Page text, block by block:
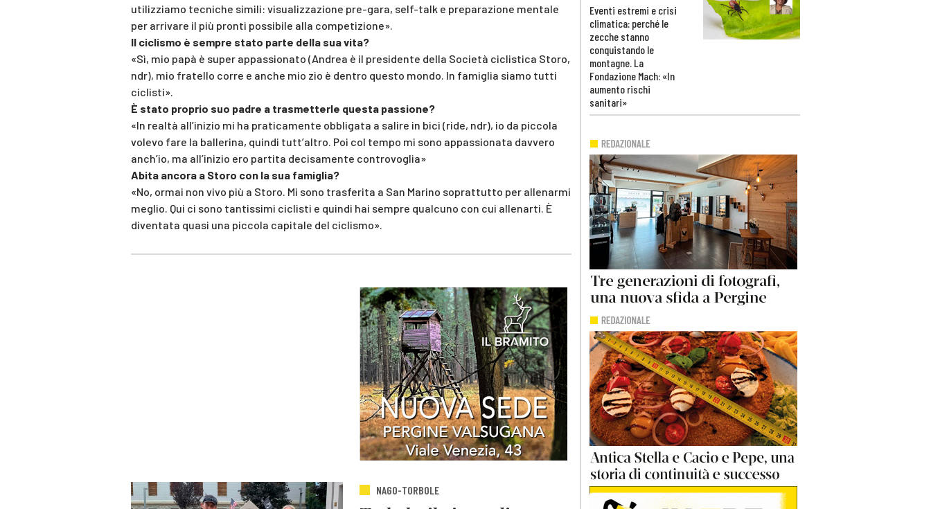
utilizziamo tecniche simili: visualizzazione pre-gara, self-talk e preparazione mentale
per arrivare il più pronti possibile alla competizione».
Il ciclismo è sempre stato parte della sua vita?
«Sì, mio papà è super appassionato (Andrea è il presidente della Società ciclistica Storo,
ndr), mio fratello corre e anche mio zio è dentro questo mondo. In famiglia siamo tutti
ciclisti».
È stato proprio suo padre a trasmetterle questa passione?
«In realtà all’inizio mi ha praticamente obbligata a salire in bici (ride, ndr), io da piccola
volevo fare la ballerina, quindi tutt’altro. Poi col tempo mi sono appassionata davvero
anch’io, ma all’inizio ero partita decisamente controvoglia»
Abita ancora a Storo con la sua famiglia?
«No, ormai non vivo più a Storo. Mi sono trasferita a San Marino soprattutto per allenarmi
meglio. Qui ci sono tantissimi ciclisti e quindi hai sempre qualcuno con cui allenarti. È
diventata quasi una piccola capitale del ciclismo».
NAGO-TORBOLE
Eventi estremi e crisi
climatica: perché le
zecche stanno
conquistando le
montagne. La
Fondazione Mach: «In
aumento rischi
sanitari»